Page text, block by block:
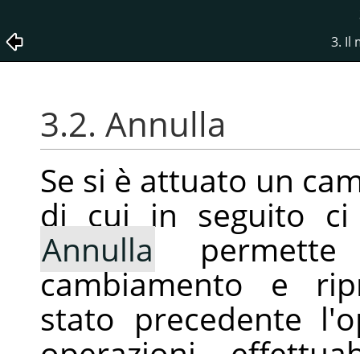
3. Il
3.2. Annulla
Se si è attuato un
di cui in seguito
Annulla
cambiamento e
stato precedente